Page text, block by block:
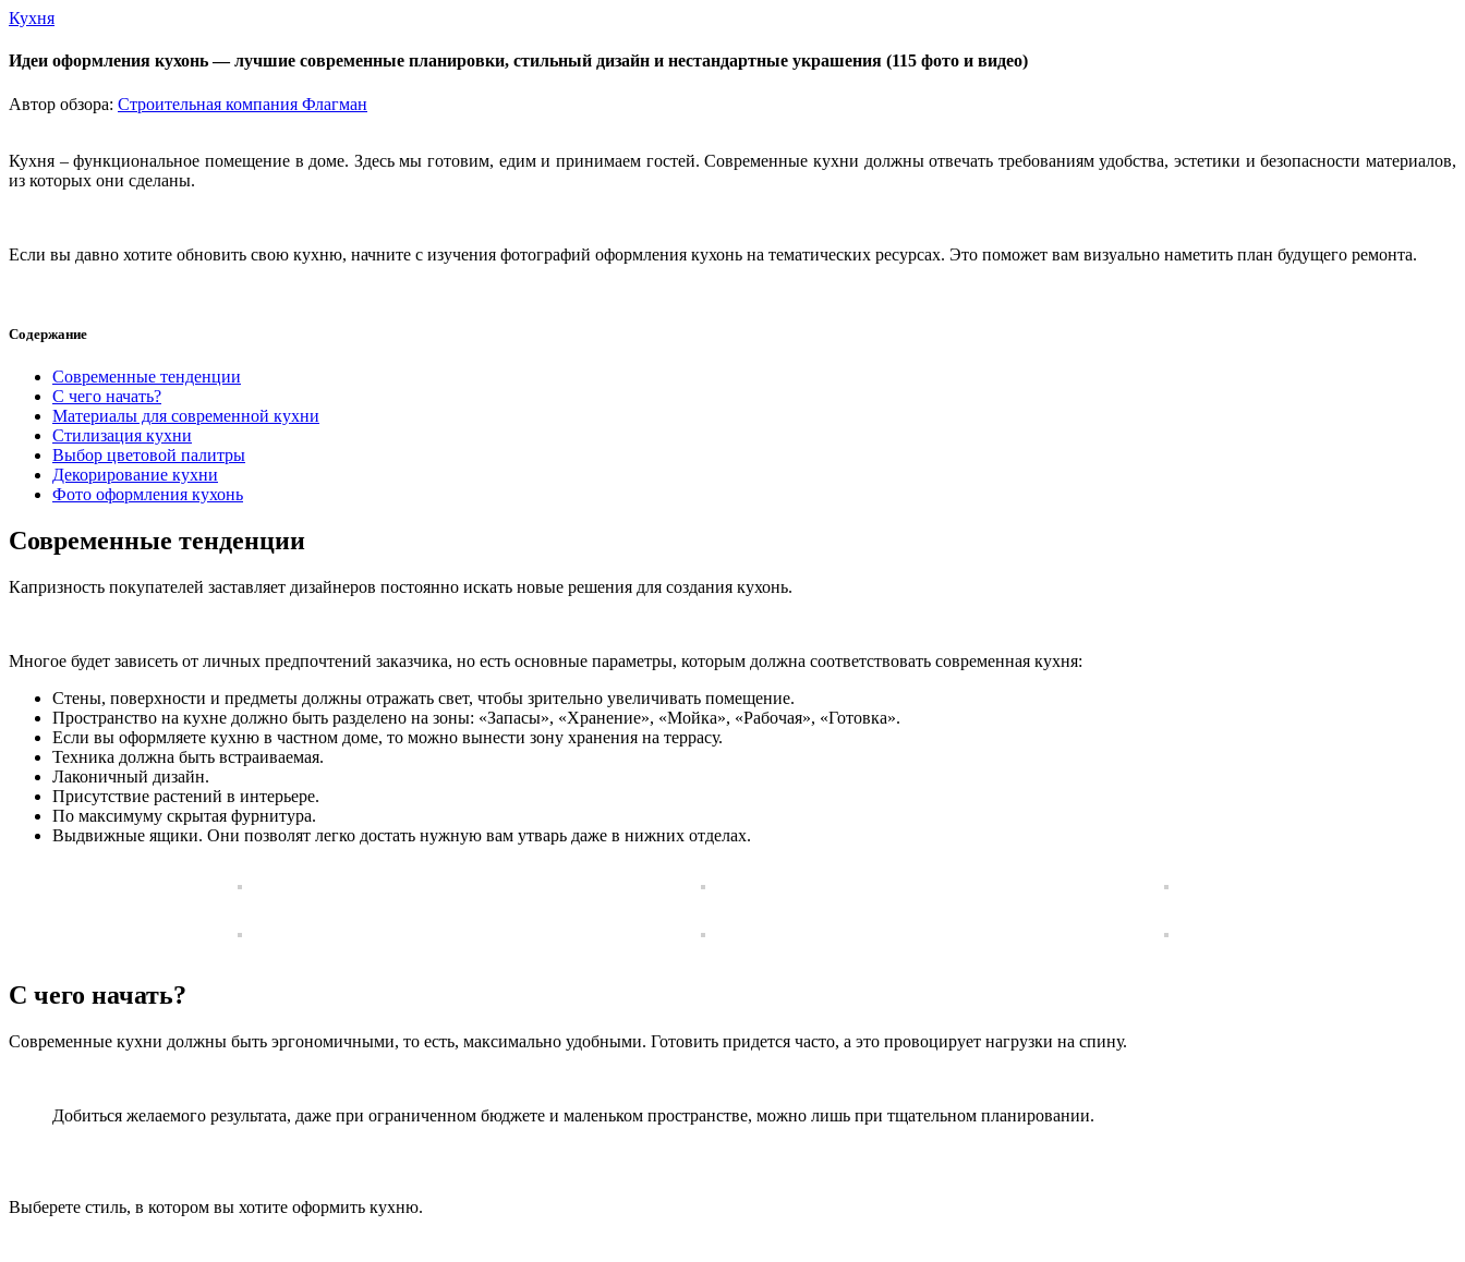
Кухня
Идеи оформления кухонь — лучшие современные планировки, стильный дизайн и нестандартные украшения (115 фото и видео)
Автор обзора: Строительная компания Флагман
Кухня – функциональное помещение в доме. Здесь мы готовим, едим и принимаем гостей. Современные кухни должны отвечать требованиям удобства, эстетики и безопасности материалов,
из которых они сделаны.
Если вы давно хотите обновить свою кухню, начните с изучения фотографий оформления кухонь на тематических ресурсах. Это поможет вам визуально наметить план будущего ремонта.
Содержание
Современные тенденции
С чего начать?
Материалы для современной кухни
Стилизация кухни
Выбор цветовой палитры
Декорирование кухни
Фото оформления кухонь
Современные тенденции
Капризность покупателей заставляет дизайнеров постоянно искать новые решения для создания кухонь.
Многое будет зависеть от личных предпочтений заказчика, но есть основные параметры, которым должна соответствовать современная кухня:
Стены, поверхности и предметы должны отражать свет, чтобы зрительно увеличивать помещение.
Пространство на кухне должно быть разделено на зоны: «Запасы», «Хранение», «Мойка», «Рабочая», «Готовка».
Если вы оформляете кухню в частном доме, то можно вынести зону хранения на террасу.
Техника должна быть встраиваемая.
Лаконичный дизайн.
Присутствие растений в интерьере.
По максимуму скрытая фурнитура.
Выдвижные ящики. Они позволят легко достать нужную вам утварь даже в нижних отделах.
С чего начать?
Современные кухни должны быть эргономичными, то есть, максимально удобными. Готовить придется часто, а это провоцирует нагрузки на спину.
Добиться желаемого результата, даже при ограниченном бюджете и маленьком пространстве, можно лишь при тщательном планировании.
Выберете стиль, в котором вы хотите оформить кухню.